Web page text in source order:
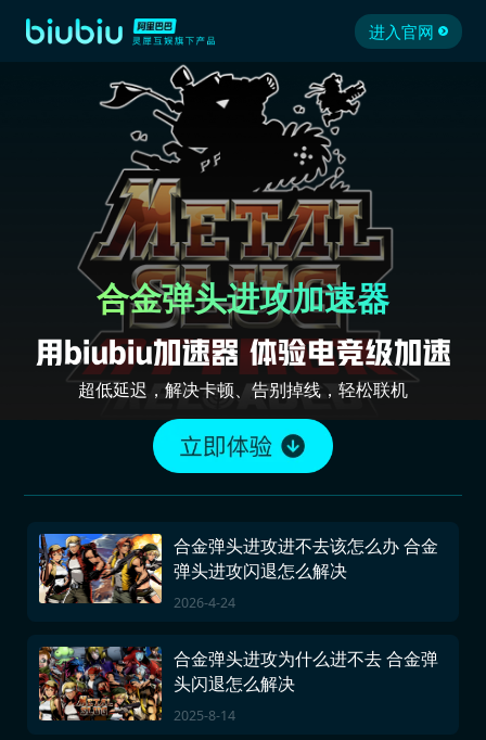
进入官网
合金弹头进攻加速器
超低延迟，解决卡顿、告别掉线，轻松联机
合金弹头进攻进不去该怎么办 合金
弹头进攻闪退怎么解决
2026-4-24
合金弹头进攻为什么进不去 合金弹
头闪退怎么解决
2025-8-14